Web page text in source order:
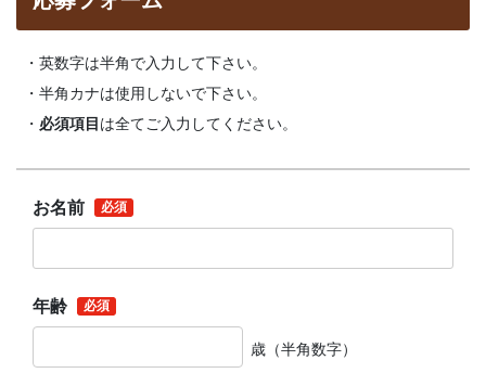
・英数字は半角で入力して下さい。
・半角カナは使用しないで下さい。
・ 必須項目は全てご入力してください。
お名前
年齢
歳（半角数字）